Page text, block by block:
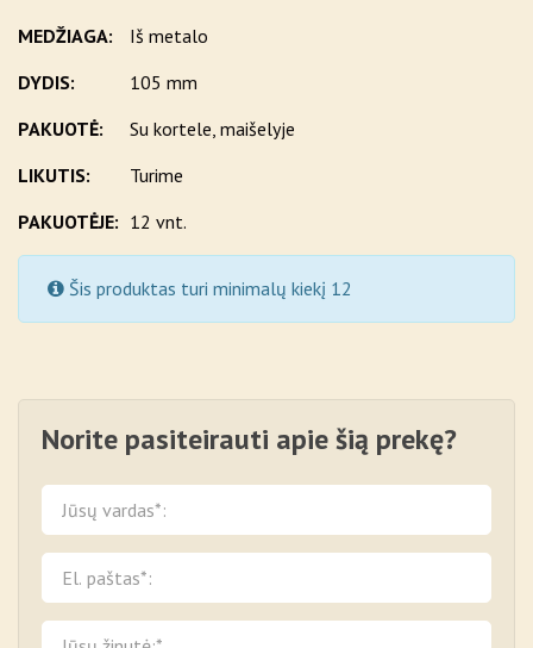
MEDŽIAGA:
Iš metalo
DYDIS:
105 mm
PAKUOTĖ:
Su kortele, maišelyje
LIKUTIS:
Turime
PAKUOTĖJE: 12 vnt.
Šis produktas turi minimalų kiekį 12
Norite pasiteirauti apie šią prekę?